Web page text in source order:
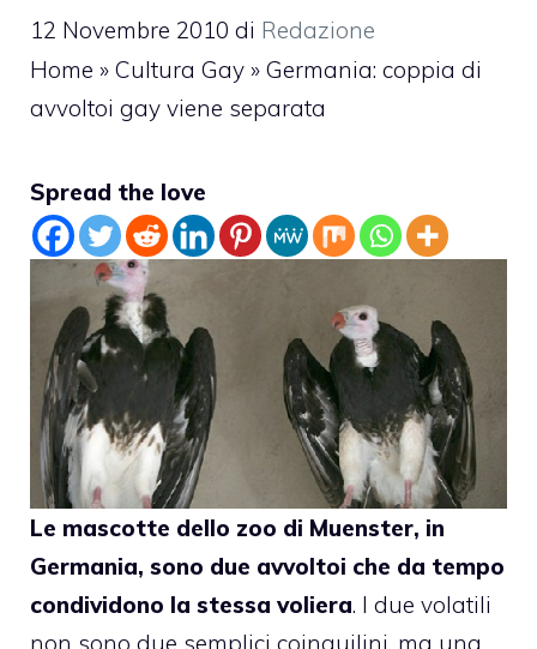
12 Novembre 2010 di Redazione
Home » Cultura Gay » Germania: coppia di
avvoltoi gay viene separata
Spread the love
Le mascotte dello zoo di Muenster, in
Germania, sono due avvoltoi che da tempo
condividono la stessa voliera. I due volatili
non sono due semplici coinquilini, ma una